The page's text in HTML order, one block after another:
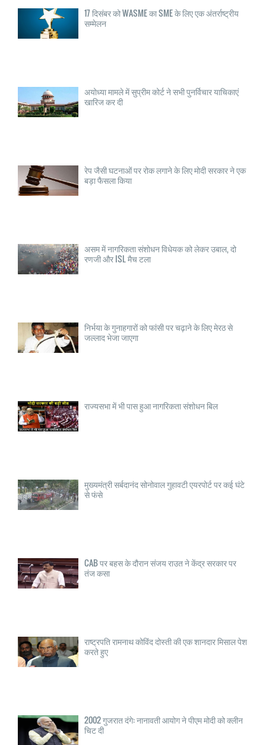
17 दिसंबर को WASME का SME के लिए एक अंतर्राष्ट्रीय
सम्मेलन
अयोध्या मामले में सुप्रीम कोर्ट ने सभी पुनर्विचार याचिकाएं
खारिज कर दी
रेप जैसी घटनाओं पर रोक लगाने के लिए मोदी सरकार ने एक
बड़ा फैसला किया
असम में नागरिकता संशोधन विधेयक को लेकर उबाल, दो
रणजी और ISL मैच टला
निर्भया के गुनाहगारों को फांसी पर चढ़ाने के लिए मेरठ से
जल्लाद भेजा जाएगा
राज्यसभा में भी पास हुआ नागरिकता संशोधन बिल
मुख्यमंत्री सर्बदानंद सोनोवाल गुहावटी एयरपोर्ट पर कई घंटे
से फंसे
CAB पर बहस के दौरान संजय राउत ने केंद्र सरकार पर
तंज कसा
राष्ट्रपति रामनाथ कोविंद दोस्ती की एक शानदार मिसाल पेश
करते हुए
2002 गुजरात दंगे: नानावती आयोग ने पीएम मोदी को क्लीन
चिट दी